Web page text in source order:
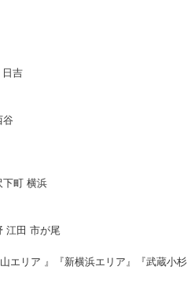
日吉
谷
下町 横浜
江田 市が尾
エリア 』『新横浜エリア』『武蔵小